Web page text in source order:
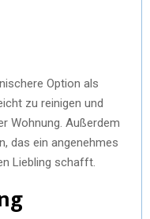
Option als
zu reinigen und
Wohnung. Außerdem
das ein angenehmes
Liebling schafft.